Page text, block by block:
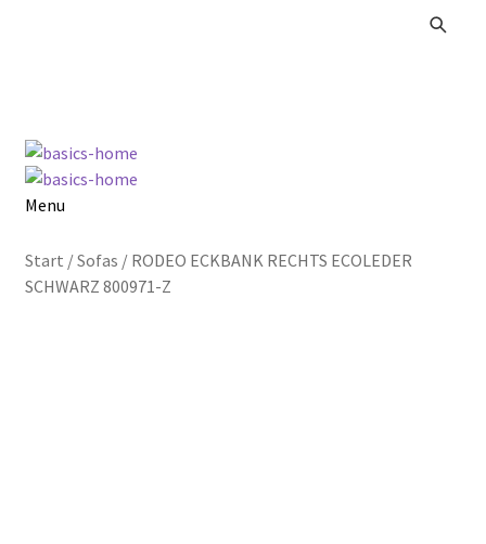
Zur
Navigation
springen
Zum
Inhalt
springen
Menu
Start /Sofas / RODEO ECKBANK RECHTS ECOLEDER
SCHWARZ 800971-Z